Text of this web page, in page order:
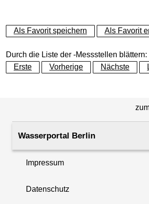
+
−
Als Favorit speichern Als Favorit
Durch die Liste der -Messstellen blättern:
Erste
Vorherige Nächste
Wasserportal Berlin
Impressum
Datenschutz